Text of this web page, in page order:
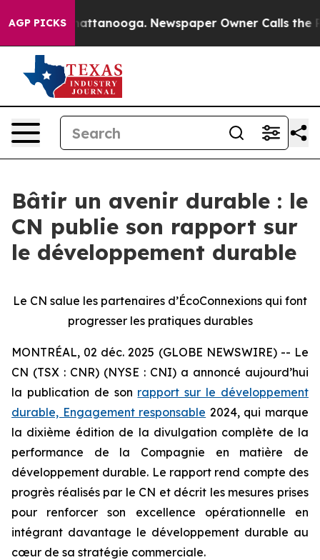
AGP PICKS
in Chattanooga. Newspaper Owner Calls the
Bâtir un avenir durable : le
CN publie son rapport sur
le développement durable
Le CN salue les partenaires d’ÉcoConnexions qui font
progresser les pratiques durables
MONTRÉAL, 02 déc. 2025 (GLOBE NEWSWIRE) -- Le
CN (TSX : CNR) (NYSE : CNI) a annoncé aujourd’hui
la publication de son rapport sur le développement
durable, Engagement responsable 2024, qui marque
la dixième édition de la divulgation complète de la
performance de la Compagnie en matière de
développement durable. Le rapport rend compte des
progrès réalisés par le CN et décrit les mesures prises
pour renforcer son excellence opérationnelle en
intégrant davantage le développement durable au
cœur de sa stratégie commerciale.